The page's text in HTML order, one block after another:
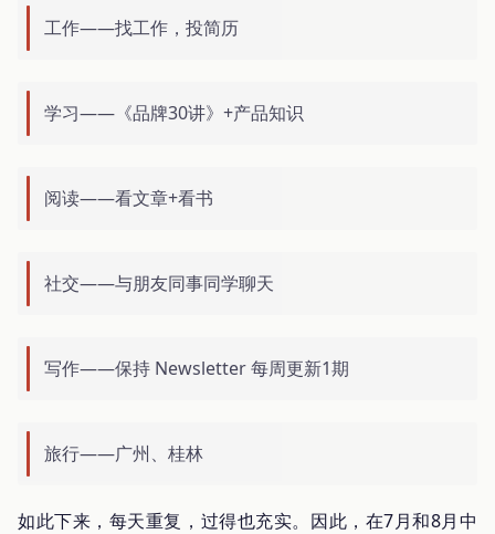
工作——找工作，投简历
学习——《品牌30讲》+产品知识
阅读——看文章+看书
社交——与朋友同事同学聊天
写作——保持 Newsletter 每周更新1期
旅行——广州、桂林
如此下来，每天重复，过得也充实。因此，在7月和8月中